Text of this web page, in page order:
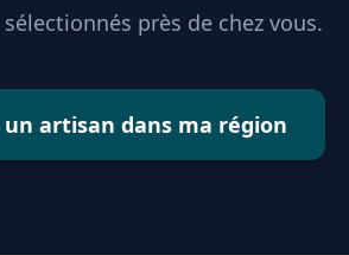
près de chez vous.
un artisan dans ma région